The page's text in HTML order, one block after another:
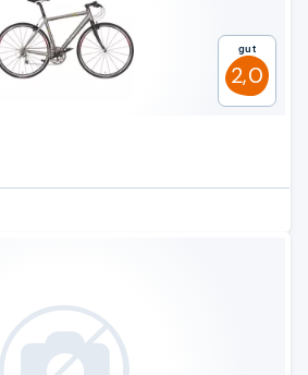
Gut
2,0